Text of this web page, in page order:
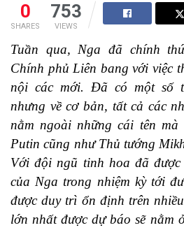
0
SHARES
753
VIEWS
Tuần qua, Nga đã chính
Chính phủ Liên bang với việc
nội các mới. Đã có một số
nhưng về cơ bản, tất cả các
nằm ngoài những cái tên
Putin cũng như Thủ tướng
Với đội ngũ tinh hoa đã được
của Nga trong nhiệm kỳ tới
được duy trì ổn định trên
lớn nhất được dự báo sẽ nằm